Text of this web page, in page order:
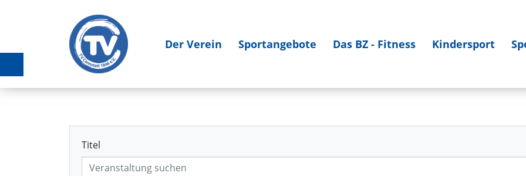
Der Verein Sportangebote Das BZ - Fitness Kindersport
Titel